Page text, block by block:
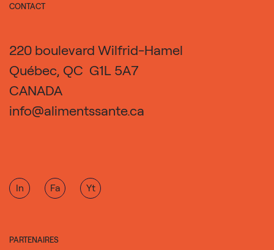
CONTACT
220 boulevard Wilfrid-Hamel
Québec, QC G1L 5A7
CANADA
info@alimentssante.ca
In Fa Yt
PARTENAIRES